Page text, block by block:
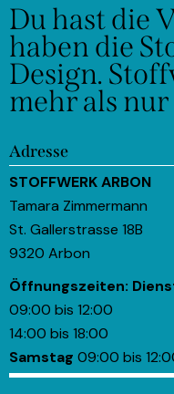
Du hast die
haben die
Design.
mehr als nur
Adresse
STOFFWERK ARBON
Tamara Zimmermann
St. Gallerstrasse 18B
9320 Arbon
Öffnungszeiten:
09:00 bis 12:00
14:00 bis 18:00
Samstag 09:00 bis